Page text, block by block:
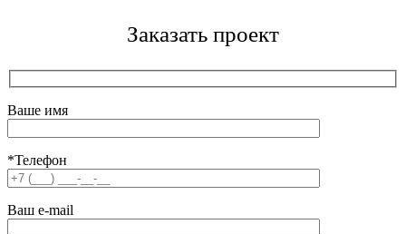
Заказать проект
Ваше имя
*Телефон
Ваш e-mail